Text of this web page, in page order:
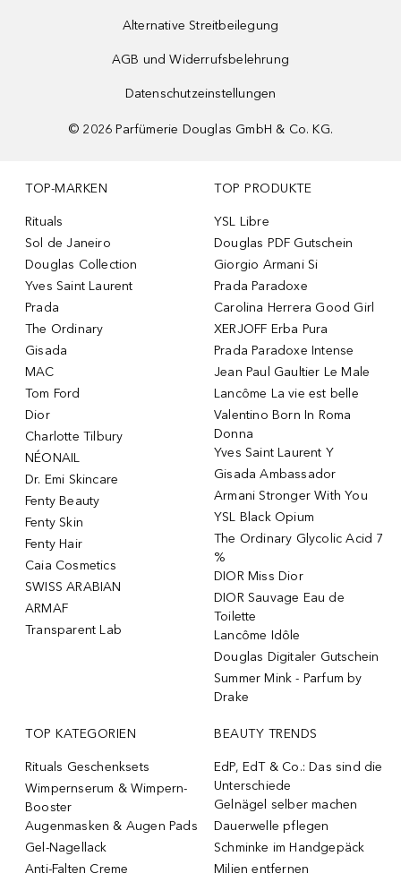
Alternative Streitbeilegung
AGB und Widerrufsbelehrung
Datenschutzeinstellungen
© 2026 Parfümerie Douglas GmbH & Co. KG.
TOP-MARKEN
Rituals
Sol de Janeiro
Douglas Collection
Yves Saint Laurent
Prada
The Ordinary
Gisada
MAC
Tom Ford
Dior
Charlotte Tilbury
NÉONAIL
Dr. Emi Skincare
Fenty Beauty
Fenty Skin
Fenty Hair
Caia Cosmetics
SWISS ARABIAN
ARMAF
Transparent Lab
TOP PRODUKTE
YSL Libre
Douglas PDF Gutschein
Giorgio Armani Si
Prada Paradoxe
Carolina Herrera Good Girl
XERJOFF Erba Pura
Prada Paradoxe Intense
Jean Paul Gaultier Le Male
Lancôme La vie est belle
Valentino Born In Roma
Donna
Yves Saint Laurent Y
Gisada Ambassador
Armani Stronger With You
YSL Black Opium
The Ordinary Glycolic Acid 7
%
DIOR Miss Dior
DIOR Sauvage Eau de
Toilette
Lancôme Idôle
Douglas Digitaler Gutschein
Summer Mink - Parfum by
Drake
TOP KATEGORIEN
Rituals Geschenksets
Wimpernserum & Wimpern-
Booster
Augenmasken & Augen Pads
Gel-Nagellack
Anti-Falten Creme
BEAUTY TRENDS
EdP, EdT & Co.: Das sind die
Unterschiede
Gelnägel selber machen
Dauerwelle pflegen
Schminke im Handgepäck
Milien entfernen